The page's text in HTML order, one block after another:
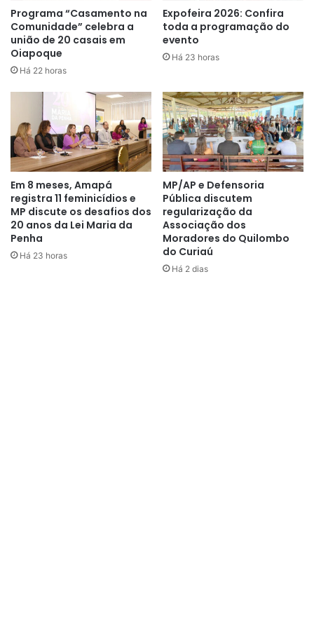
O imunizante é ofertado gratuitamente para animais acima
de três meses de idade e que estejam saudáveis. Para
recebimento da dose é necessário apresentação do cartão
cães e gatos contra a raiva animal.
Programa “Casamento na
Comunidade” celebra a
união de 20 casais em
Oiapoque
Há 22 horas
Expofeira 2026: Confira
toda a programação do
evento
Há 23 horas
Em 8 meses, Amapá
registra 11 feminicídios e
MP discute os desafios dos
20 anos da Lei Maria da
Penha
Há 23 horas
MP/AP e Defensoria
Pública discutem
regularização da
Associação dos
Moradores do Quilombo
do Curiaú
Há 2 dias